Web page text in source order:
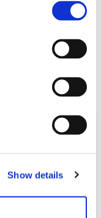
Show details
EU, hvor eksporten